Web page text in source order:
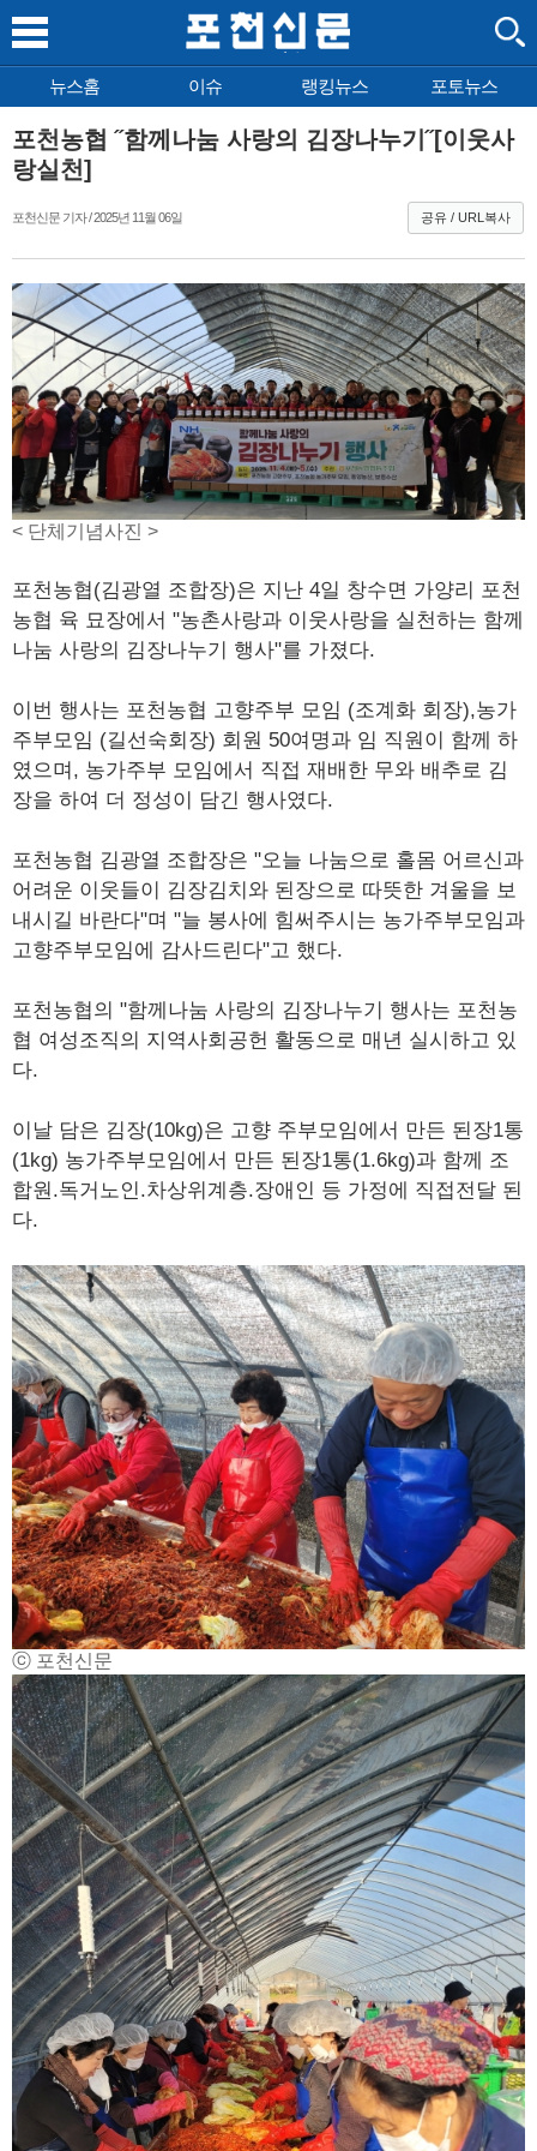
뉴스홈 이슈 랭킹뉴스 포토뉴스
포천농협 ˝함께나눔 사랑의 김장나누기˝[이웃사
랑실천]
포천신문 기자 / 2025년 11월 06일 공유 / URL복사
< 단체기념사진 >
포천농협(김광열 조합장)은 지난 4일 창수면 가양리 포천
농협 육 묘장에서 "농촌사랑과 이웃사랑을 실천하는 함께
나눔 사랑의 김장나누기 행사"를 가졌다.
이번 행사는 포천농협 고향주부 모임 (조계화 회장),농가
주부모임 (길선숙회장) 회원 50여명과 임 직원이 함께 하
였으며, 농가주부 모임에서 직접 재배한 무와 배추로 김
장을 하여 더 정성이 담긴 행사였다.
포천농협 김광열 조합장은 "오늘 나눔으로 홀몸 어르신과
어려운 이웃들이 김장김치와 된장으로 따뜻한 겨울을 보
내시길 바란다"며 "늘 봉사에 힘써주시는 농가주부모임과
고향주부모임에 감사드린다"고 했다.
포천농협의 "함께나눔 사랑의 김장나누기 행사는 포천농
협 여성조직의 지역사회공헌 활동으로 매년 실시하고 있
다.
이날 담은 김장(10kg)은 고향 주부모임에서 만든 된장1통
(1kg) 농가주부모임에서 만든 된장1통(1.6kg)과 함께 조
합원.독거노인.차상위계층.장애인 등 가정에 직접전달 된
다.
ⓒ 포천신문